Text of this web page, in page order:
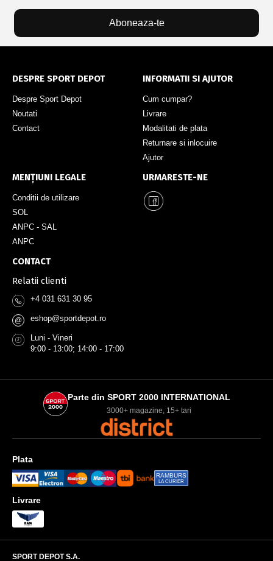
Aboneaza-te
DESPRE SPORT DEPOT
Despre Sport Depot
Noutati
Contact
INFORMATII SI AJUTOR
Cum cumpar?
Livrare
Modalitati de plata
Returnare si inlocuire
Ajutor
MENȚIUNI LEGALE
Conditii de utilizare
SOL
ANPC - SAL
ANPC
URMARESTE-NE
CONTACT
Relatii clienti
+4 031 631 30 95
@ eshop@sportdepot.ro
Luni - Vineri
9:00 - 13:00; 14:00 - 17:00
Parte din SPORT 2000 INTERNATIONAL
3000+ magazine, 15+ tari
Plata
RAMBURS
LA CURIER
Livrare
SPORT DEPOT S.A.